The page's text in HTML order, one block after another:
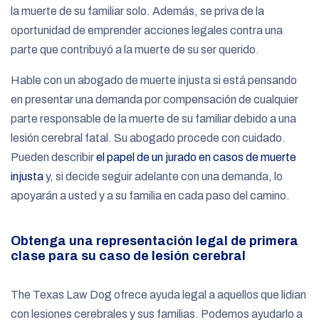
la muerte de su familiar solo. Además, se priva de la
oportunidad de emprender acciones legales contra una
parte que contribuyó a la muerte de su ser querido.
Hable con un abogado de muerte injusta si está pensando
en presentar una demanda por compensación de cualquier
parte responsable de la muerte de su familiar debido a una
lesión cerebral fatal. Su abogado procede con cuidado.
Pueden describirel papel de un jurado en casos de muerte
injustay, si decide seguir adelante con una demanda, lo
apoyarán a usted y a su familia en cada paso del camino.
Obtenga una representación legal de primera
clase para su caso de lesión cerebral
The Texas Law Dog ofrece ayuda legal a aquellos que lidian
con lesiones cerebrales y sus familias. Podemos ayudarlo a